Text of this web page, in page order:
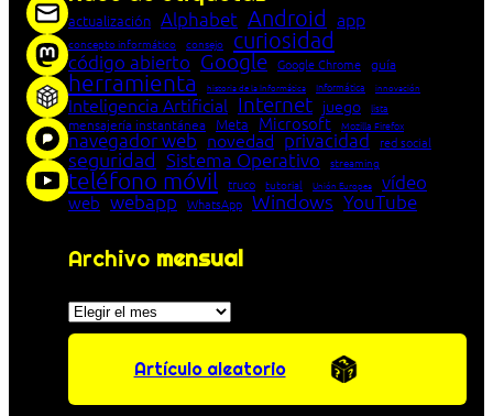
actualización Alphabet Android app
concepto informático consejo curiosidad
código abierto Google Google Chrome guía
herramienta historia de la Informática Informática innovación
Inteligencia Artificial Internet juego lista
mensajería instantánea Meta Microsoft Mozilla Firefox
navegador web novedad privacidad red social
seguridad Sistema Operativo streaming
teléfono móvil truco tutorial Unión Europea vídeo
web webapp WhatsApp Windows YouTube
Archivo mensual
Archivos
Artículo aleatorio